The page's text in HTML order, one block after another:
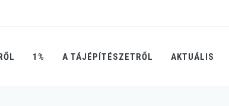
1% A TÁJÉPÍTÉSZETRŐL AKTUÁLIS